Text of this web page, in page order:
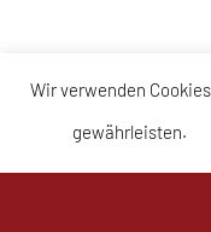
Wir verwenden
gewährleisten.